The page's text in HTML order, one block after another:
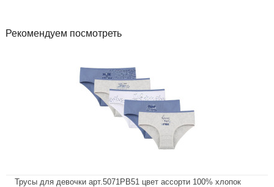
Рекомендуем посмотреть
Трусы для девочки арт.5071PB51 цвет ассорти 100% хлопок